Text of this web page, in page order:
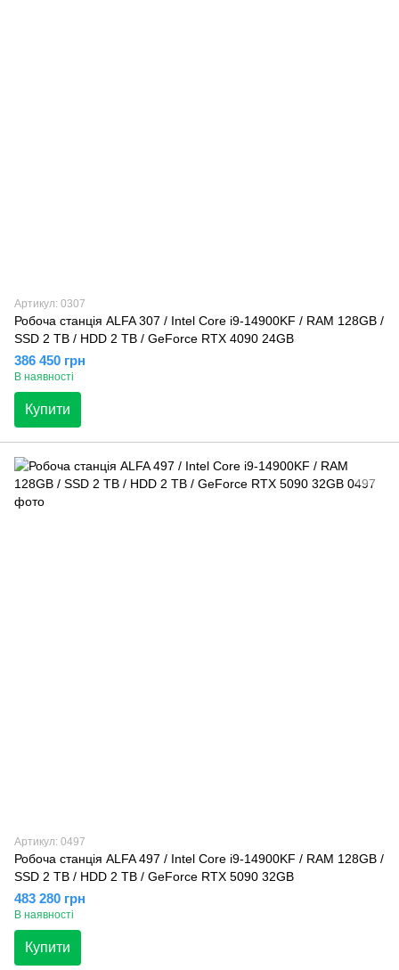
Артикул: 0307
Робоча станція ALFA 307 / Intel Core i9-14900KF / RAM 128GB /
SSD 2 TB / HDD 2 TB / GeForce RTX 4090 24GB
386 450 грн
В наявності
Купити
Артикул: 0497
Робоча станція ALFA 497 / Intel Core i9-14900KF / RAM 128GB /
SSD 2 TB / HDD 2 TB / GeForce RTX 5090 32GB
483 280 грн
В наявності
Купити